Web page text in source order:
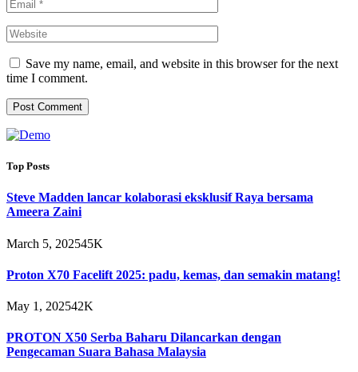
Save my name, email, and website in this browser for the next
time I comment.
Top Posts
Steve Madden lancar kolaborasi eksklusif Raya bersama
Ameera Zaini
March 5, 202545K
Proton X70 Facelift 2025: padu, kemas, dan semakin matang!
May 1, 202542K
PROTON X50 Serba Baharu Dilancarkan dengan
Pengecaman Suara Bahasa Malaysia